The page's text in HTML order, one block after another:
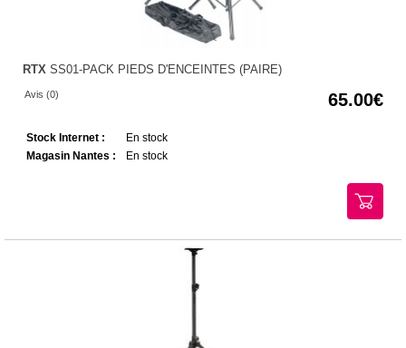
RTX SS01-PACK PIEDS D'ENCEINTES (PAIRE)
Avis (0) 65.00
Stock Internet :
En stock
Magasin Nantes :
En stock